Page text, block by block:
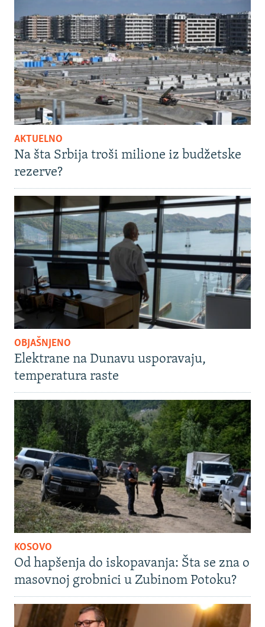
AKTUELNO
Na šta Srbija troši milione iz budžetske
rezerve?
OBJAŠNJENO
Elektrane na Dunavu usporavaju,
temperatura raste
KOSOVO
Od hapšenja do iskopavanja: Šta se zna o
masovnoj grobnici u Zubinom Potoku?